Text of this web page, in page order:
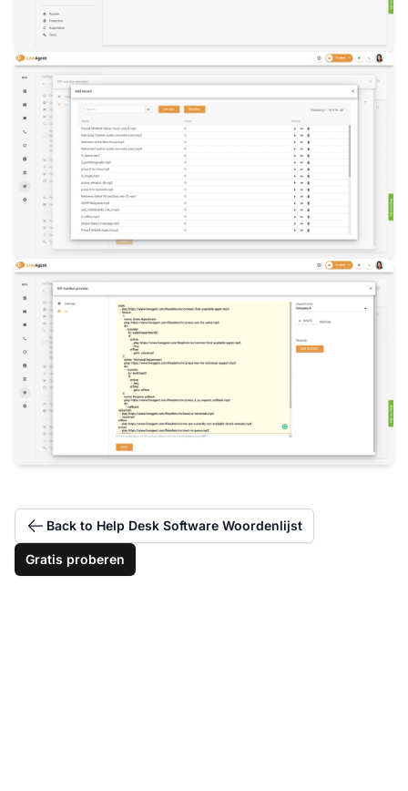
Back to Help Desk Software Woordenlijst
Gratis proberen